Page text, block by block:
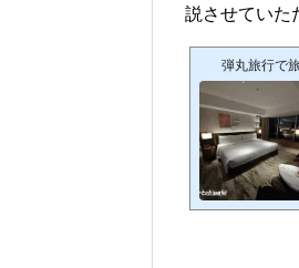
説させていた
弾丸旅行で